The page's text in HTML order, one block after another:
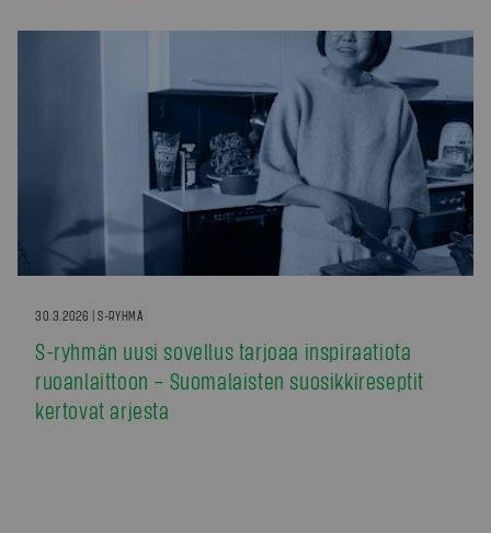
30.3.2026 | S-RYHMÄ
S-ryhmän uusi sovellus tarjoaa inspiraatiota
ruoanlaittoon – Suomalaisten suosikkireseptit
kertovat arjesta